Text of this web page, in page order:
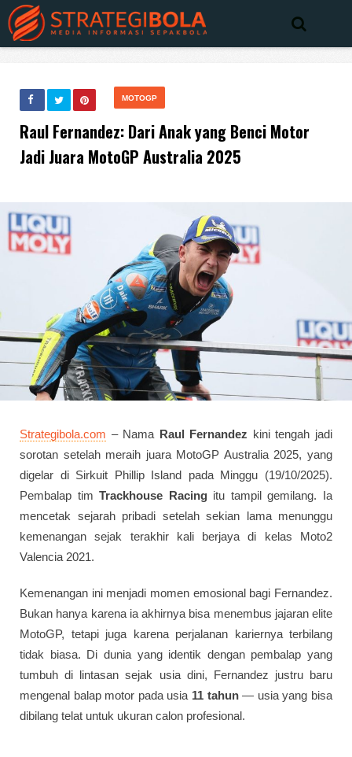
MOTOGP
Raul Fernandez: Dari Anak yang Benci Motor
Jadi Juara MotoGP Australia 2025
Strategibola.com – Nama Raul Fernandez kini tengah jadi
sorotan setelah meraih juara MotoGP Australia 2025, yang
digelar di Sirkuit Phillip Island pada Minggu (19/10/2025).
Pembalap timTrackhouse Racingitu tampil gemilang. Ia
mencetak sejarah pribadi setelah sekian lama menunggu
kemenangan sejak terakhir kali berjaya di kelas Moto2
Valencia 2021.
Kemenangan ini menjadi momen emosional bagi Fernandez.
Bukan hanya karena ia akhirnya bisa menembus jajaran elite
MotoGP, tetapi juga karena perjalanan kariernya terbilang
tidak biasa. Di dunia yang identik dengan pembalap yang
tumbuh di lintasan sejak usia dini, Fernandez justru baru
mengenal balap motor pada usia 11 tahun— usia yang bisa
dibilang telat untuk ukuran calon profesional.